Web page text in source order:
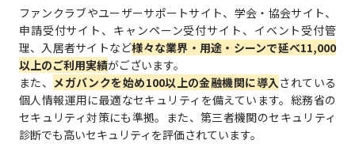
ファンクラブやユーザーサポートサイト、学会・協会サイト、
申請受付サイト、キャンペーン受付サイト、イベント受付管
理、入居者サイトなど様々な業界・用途・シーンで延べ11,000
以上のご利用実績がございます。
また、 メガバンクを始め100以上の金融機関に導入されている
個人情報運用に最適なセキュリティを備えています。総務省の
セキュリティ対策にも準拠。また、第三者機関のセキュリティ
診断でも高いセキュリティを評価されています。